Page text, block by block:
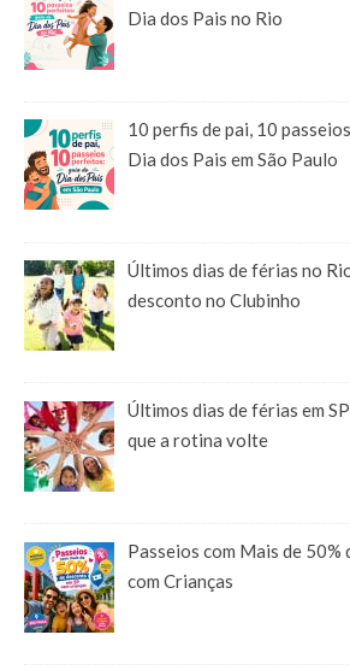
Dia dos Pais no Rio
10 perfis de pai, 10
Dia dos Pais em São Paulo
Últimos dias de férias no
desconto no Clubinho
Últimos dias de férias em
que a rotina volte
Passeios com Mais de 50%
com Crianças